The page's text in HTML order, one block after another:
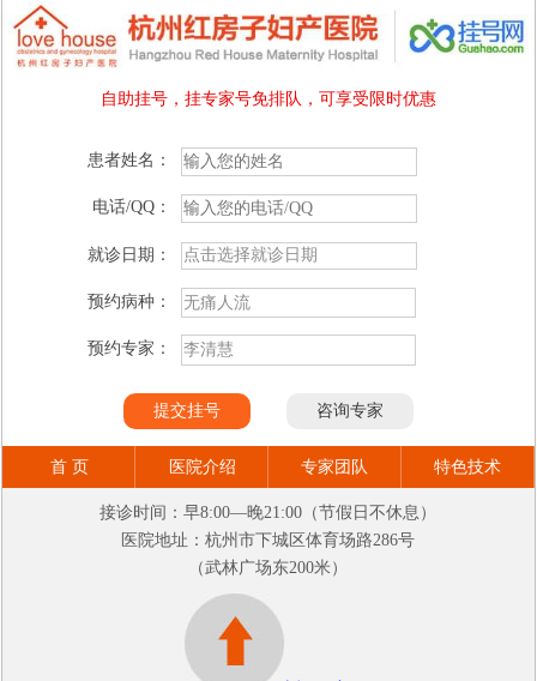
自助挂号，挂专家号免排队，可享受限时优惠
患者姓名：
电话/QQ：
就诊日期：
预约病种：
预约专家：
首 页 医院介绍 专家团队 特色技术
接诊时间：早8:00—晚21:00（节假日不休息）
医院地址：杭州市下城区体育场路286号
（武林广场东200米）